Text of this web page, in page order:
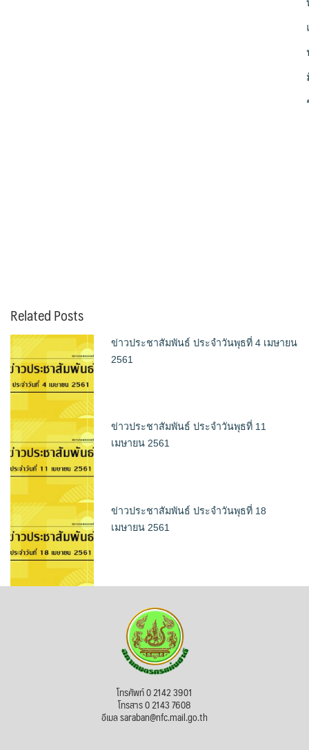
Related Posts
ข่าวประชาสัมพันธ์ ประจำวันพุธที่ 4 เมษายน
2561
ข่าวประชาสัมพันธ์ ประจำวันพุธที่ 11
เมษายน 2561
ข่าวประชาสัมพันธ์ ประจำวันพุธที่ 18
เมษายน 2561
โทรศัพท์ 0 2142 3901
โทรสาร 0 2143 7608
อีเมล saraban@nfc.mail.go.th